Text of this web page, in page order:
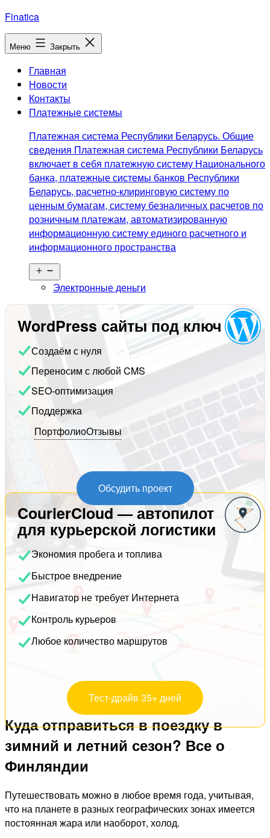
Перейти
к
содержимому
Finatica
Меню Закрыть
Главная
Новости
Контакты
Платежные системы
Платежная система Республики Беларусь. Общие
сведения Платежная система Республики Беларусь
включает в себя платежную систему Национального
банка, платежные системы банков Республики
Беларусь, расчетно-клиринговую систему по
ценным бумагам, систему безналичных расчетов по
розничным платежам, автоматизированную
информационную систему единого расчетного и
информационного пространства
меню
Электронные деньги
WordPress сайты под ключ
Создаём с нуля
Переносим с любой CMS
SEO-оптимизация
Поддержка
ПортфолиоОтзывы
Обсудить проект
CourierCloud — автопилот
для курьерской логистики
Экономия пробега и топлива
Быстрое внедрение
Навигатор не требует Интернета
Контроль курьеров
Любое количество маршрутов
Тест-драйв 35+ дней
Куда отправиться в поездку в
зимний и летний сезон? Все о
Финляндии
Путешествовать можно в любое время года, учитывая,
что на планете в разных географических зонах имеется
постоянная жара или наоборот, холод.